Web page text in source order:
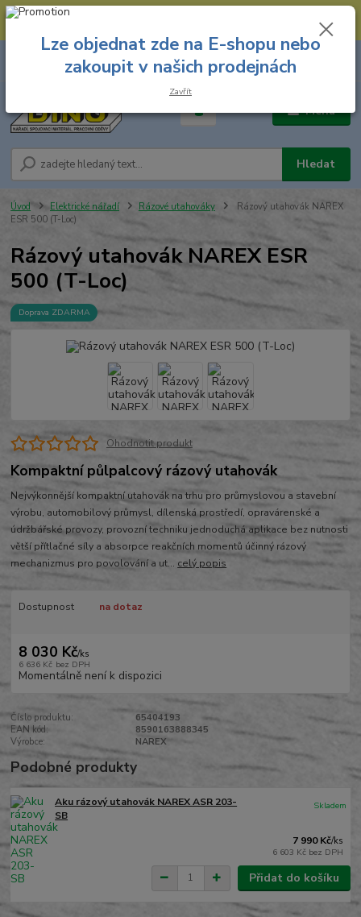
--- Spojovací materiál: 774 431 045 --- Prodejna nářadí: 731 449 423 --
Menu
Hledat
8.00 hod. - 16.00 hod.
za
Úvod Elektrické nářadí Rázové utahováky
Rázový utahovák NAREX
ESR 500 (T-Loc)
Rázový utahovák NAREX ESR
500 (T-Loc)
Doprava ZDARMA
Ohodnotit produkt
Kompaktní půlpalcový rázový utahovák
Nejvýkonnější kompaktní utahovák na trhu pro průmyslovou a stavební
výrobu, automobilový průmysl, dílenská prostředí, opravárenské a
údržbářské provozy, provozní techniku jednoduchá aplikace bez nutnosti
větší přítlačné síly a absorpce reakčních momentů účinný rázový
mechanizmus pro povolování a ut... celý popis
Dostupnost na dotaz
8 030 Kč/ks
6 636 Kč bez DPH
Momentálně není k dispozici
Číslo produktu:
65404193
EAN kód:
8590163888345
Výrobce:
NAREX
Podobné produkty
Aku rázový utahovák NAREX ASR 203-
SB
7 990 Kč/ks
6 603 Kč bez DPH
Skladem
Přidat do košíku
Lze objednat zde na E-shopu nebo
zakoupit v našich prodejnách
Zavřít